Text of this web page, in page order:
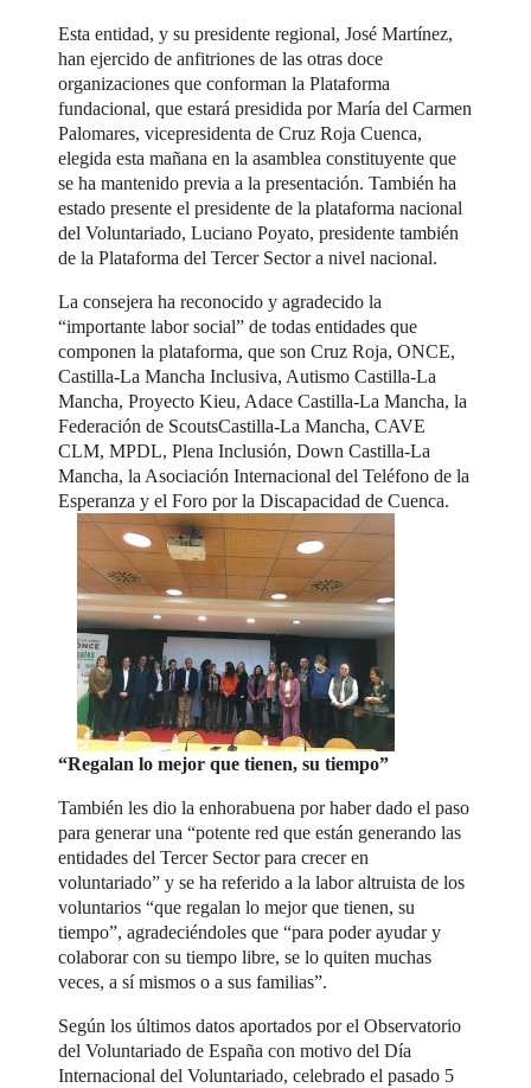
Esta entidad, y su presidente regional, José Martínez,
han ejercido de anfitriones de las otras doce
organizaciones que conforman la Plataforma
fundacional, que estará presidida por María del Carmen
Palomares, vicepresidenta de Cruz Roja Cuenca,
elegida esta mañana en la asamblea constituyente que
se ha mantenido previa a la presentación. También ha
estado presente el presidente de la plataforma nacional
del Voluntariado, Luciano Poyato, presidente también
de la Plataforma del Tercer Sector a nivel nacional.
La consejera ha reconocido y agradecido la
“importante labor social” de todas entidades que
componen la plataforma, que son Cruz Roja, ONCE,
Castilla-La Mancha Inclusiva, Autismo Castilla-La
Mancha, Proyecto Kieu, Adace Castilla-La Mancha, la
Federación de ScoutsCastilla-La Mancha, CAVE
CLM, MPDL, Plena Inclusión, Down Castilla-La
Mancha, la Asociación Internacional del Teléfono de la
Esperanza y el Foro por la Discapacidad de Cuenca.
“Regalan lo mejor que tienen, su tiempo”
También les dio la enhorabuena por haber dado el paso
para generar una “potente red que están generando las
entidades del Tercer Sector para crecer en
voluntariado” y se ha referido a la labor altruista de los
voluntarios “que regalan lo mejor que tienen, su
tiempo”, agradeciéndoles que “para poder ayudar y
colaborar con su tiempo libre, se lo quiten muchas
veces, a sí mismos o a sus familias”.
Según los últimos datos aportados por el Observatorio
del Voluntariado de España con motivo del Día
Internacional del Voluntariado, celebrado el pasado 5